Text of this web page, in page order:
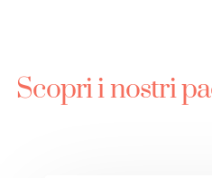
Scopri i nostri